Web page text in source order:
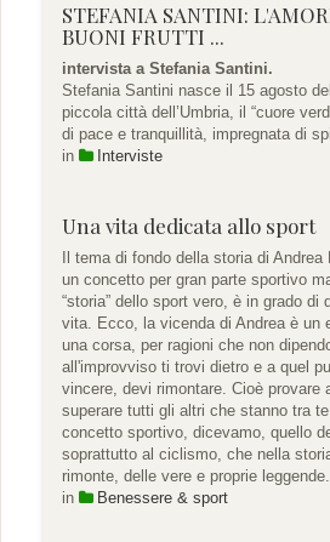
STEFANIA SANTINI:
BUONI FRUTTI ...
intervista a Stefania Santini.
Stefania Santini nasce il 15 agosto
piccola città dell’Umbria, il “cuore
di pace e tranquillità, impregnata di
in
Interviste
Una vita dedicata allo sport
Il tema di fondo della storia di Andrea
un concetto per gran parte sportivo
“storia” dello sport vero, è in grado di
vita. Ecco, la vicenda di Andrea è un
una corsa, per ragioni che non
all'improvviso ti trovi dietro e a quel
vincere, devi rimontare. Cioè provare
superare tutti gli altri che stanno tra
concetto sportivo, dicevamo, quello
soprattutto al ciclismo, che nella
rimonte, delle vere e proprie leggende.
in
Benessere & sport